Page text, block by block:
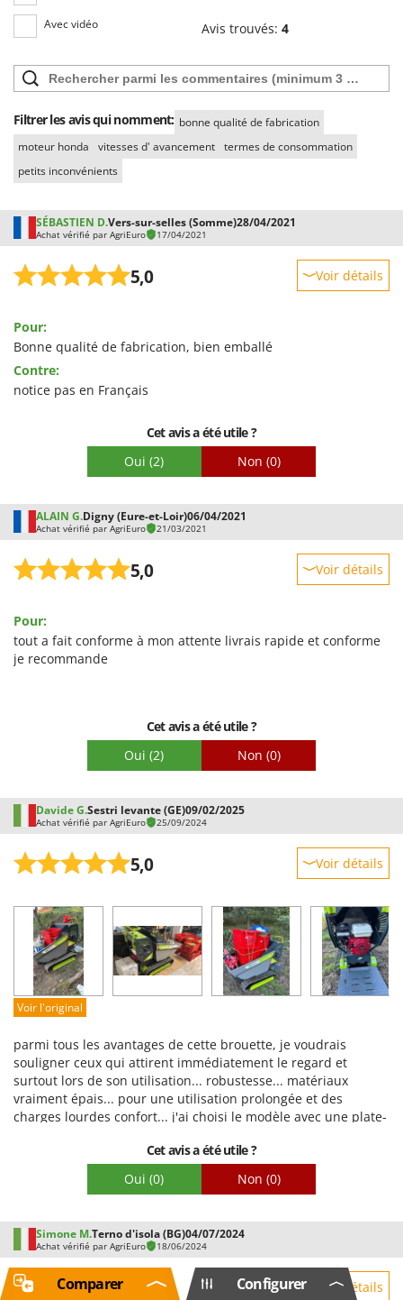
Avec vidéo Avis trouvés: 4
Filtrer les avis qui nomment: bonne qualité de fabrication
moteur honda
vitesses d' avancement termes de consommation
petits inconvénients
SÉBASTIEN D.Vers-sur-selles (Somme)28/04/2021
Achat vérifié par AgriEuro 17/04/2021
5,0 Voir détails
Prestations
Facilité d'utilisation
Qualité / Prix
Pour:
Bonne qualité de fabrication, bien emballé
Contre:
notice pas en Français
Cet avis a été utile ?
Oui (2) Non (0)
ALAIN G.Digny (Eure-et-Loir)06/04/2021
Achat vérifié par AgriEuro 21/03/2021
5,0 Voir détails
Prestations
Facilité d'utilisation
Pour:
tout a fait conforme à mon attente livrais rapide et conforme
je recommande
Cet avis a été utile ?
Oui (2) Non (0)
Davide G.Sestri levante (GE)09/02/2025
Achat vérifié par AgriEuro 25/09/2024
5,0 Voir détails
Prestations
Facilité d'utilisation
Qualité / Prix
Facilité de montage
Voir l'original
parmi tous les avantages de cette brouette, je voudrais
souligner ceux qui attirent immédiatement le regard et
surtout lors de son utilisation... robustesse... matériaux
vraiment épais... pour une utilisation prolongée et des
charges lourdes confort... j'ai choisi le modèle avec une plate-
d'utilisation... les commandes sont stratégiquement
positionnées et très intuitives moteur Honda... une vraie
garantie... tant en termes de consommation que d'efficacité
extension, vous pouvez même augmenter la charge
Cet avis a été utile ?
Oui (0) Non (0)
Simone M.Terno d'isola (BG)04/07/2024
Achat vérifié par AgriEuro 18/06/2024
4,3 Voir détails
Configurer
Comparer